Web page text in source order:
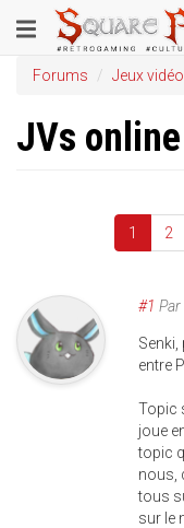
au
contenu
principal
Toggle
navigation
Forums Jeux
JVs
1 2
#1 Par
entre
Topic
joue
topic
nous,
tous
sur le